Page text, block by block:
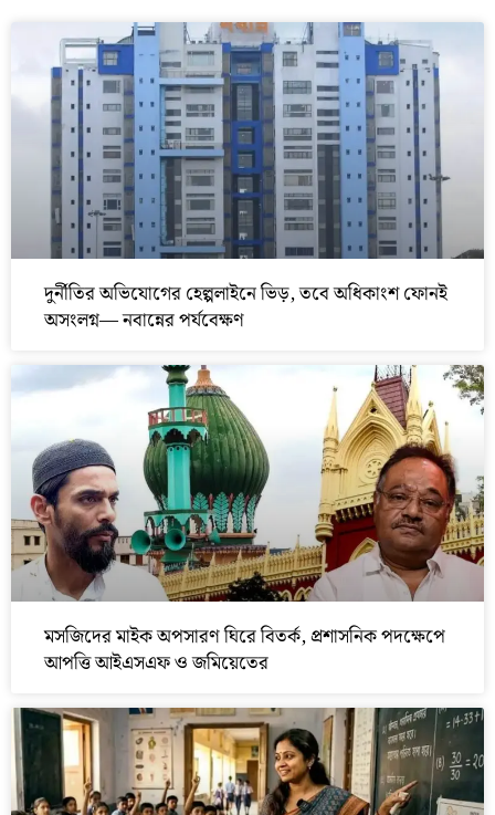
দুর্নীতির অভিযোগের হেল্পলাইনে ভিড়, তবে অধিকাংশ ফোনই
অসংলগ্ন— নবান্নের পর্যবেক্ষণ
মসজিদের মাইক অপসারণ ঘিরে বিতর্ক, প্রশাসনিক পদক্ষেপে
আপত্তি আইএসএফ ও জমিয়েতের